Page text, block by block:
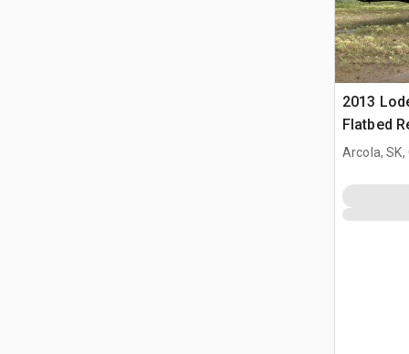
2013
Flatbed
champ
Arcola, SK,